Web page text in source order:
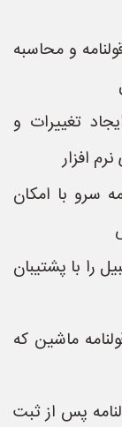
و محاسبه
تغییرات و
افزار
سرو با امکان
را با پشتیبان
ماشین که
پس از ثبت